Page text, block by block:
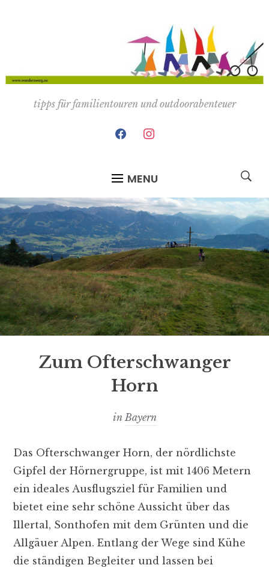
tipps für familientouren und outdoorabenteuer
facebookinstagram
MENU
Zum Ofterschwanger
Horn
in Bayern
Das Ofterschwanger Horn, der nördlichste
Gipfel der Hörnergruppe, ist mit 1406 Metern
ein ideales Ausflugsziel für Familien und
bietet eine sehr schöne Aussicht über das
Illertal, Sonthofen mit dem Grünten und die
Allgäuer Alpen. Entlang der Wege sind Kühe
die ständigen Begleiter und lassen bei